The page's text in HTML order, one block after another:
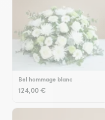
Bel hommage blanc
124,00 €